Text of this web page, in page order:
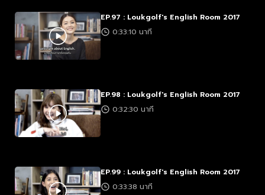
EP.97 : Loukgolf's English Room 2017
0:33:10 นาที
EP.98 : Loukgolf's English Room 2017
0:32:30 นาที
EP.99 : Loukgolf's English Room 2017
0:33:38 นาที